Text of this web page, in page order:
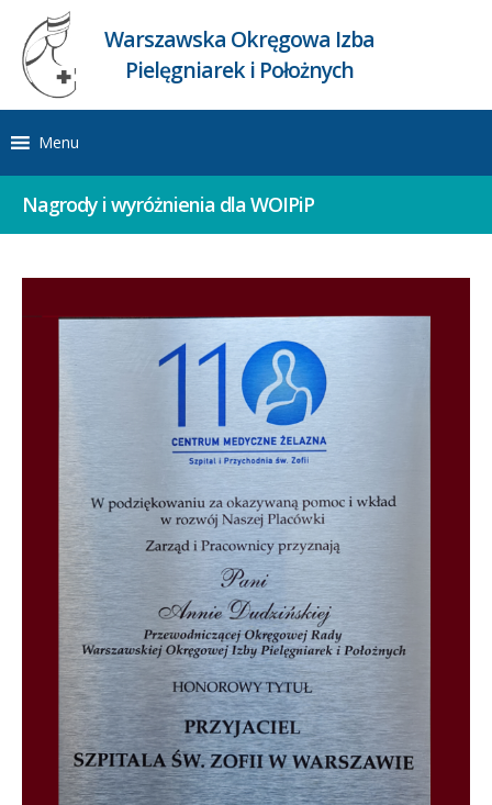
Warszawska Okręgowa Izba
Pielęgniarek i Położnych
Menu
Nagrody i wyróżnienia dla WOIPiP